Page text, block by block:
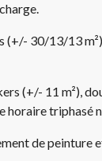
30/13/13
(+/- 11 m²),
triphasé
de peinture